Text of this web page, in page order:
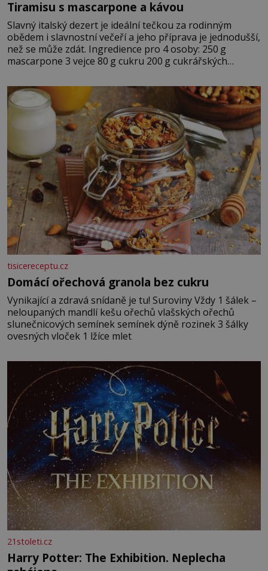
Tiramisu s mascarpone a kávou
Slavný italský dezert je ideální tečkou za rodinným
obědem i slavnostní večeří a jeho příprava je jednodušší,
než se může zdát. Ingredience pro 4 osoby: 250 g
mascarpone 3 vejce 80 g cukru 200 g cukrářských
posypání Postup: Oddělte žloutky od bílků. Žloutky
vyšlehejte s cukrem do světlé pěny a postupně do nich
vmíchejte mascarpone, aby vznikl hladký
tisicereceptu.cz
Domácí ořechová granola bez cukru
Vynikající a zdravá snídaně je tu! Suroviny Vždy 1 šálek –
neloupaných mandlí kešu ořechů vlašských ořechů
slunečnicových semínek semínek dýně rozinek 3 šálky
ovesných vloček 1 lžíce mlet
21stoleti.cz
Harry Potter: The Exhibition. Neplecha